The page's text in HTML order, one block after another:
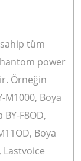
sahip tüm
power
Örneğin
M1000, Boya
BY-F8OD,
Boya
Lastvoice